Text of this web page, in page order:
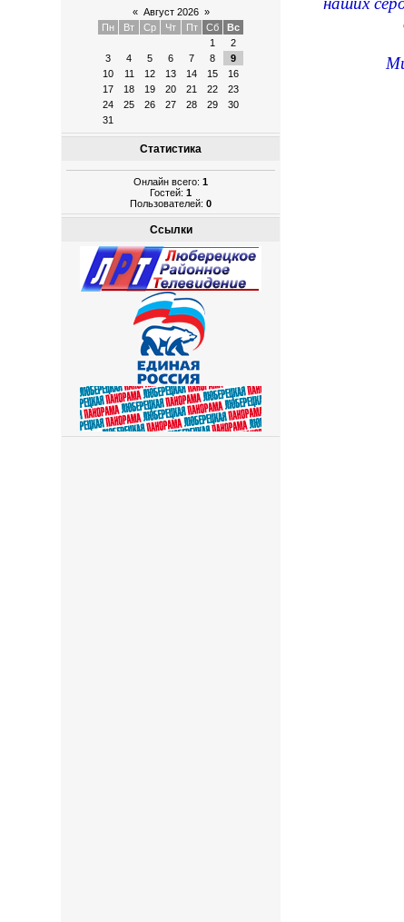
« Август 2026 »
Пн
Вт Ср Чт Пт Сб
Вс
1
2
3
4 5 6 7 8
9
10
11 12 13 14 15
16
17
18 19 20 21 22
23
24
25 26 27 28 29
30
31
Статистика
Онлайн всего:1
Гостей:1
Пользователей:0
Ссылки